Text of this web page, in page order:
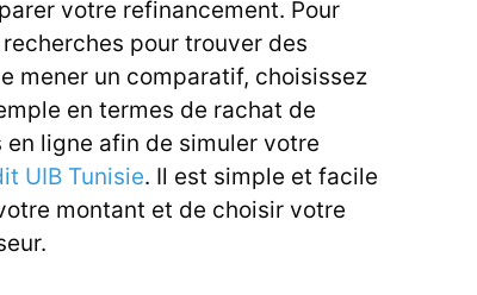
votre refinancement. Pour
pour trouver des
mener un comparatif, choisissez
en termes de rachat de
ligne afin de simuler votre
UIB Tunisie. Il est simple et facile
montant et de choisir votre